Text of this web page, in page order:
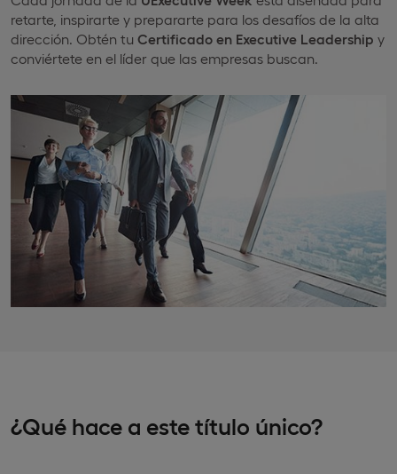
retarte, inspirarte y prepararte para los desafíos de la alta
dirección. Obtén tu Certificado en Executive Leadership y
conviértete en el líder que las empresas buscan.
¿Qué hace a este título único?